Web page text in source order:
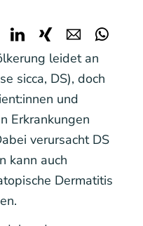
TwitterLinkedIn
Xing E-mail
leidet an
sicca, DS), doch
und
Erkrankungen
verursacht DS
kann auch
Dermatitis